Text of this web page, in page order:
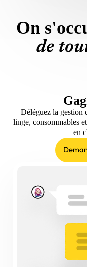
On
de
Déléguez la gestion
linge, consommables
en